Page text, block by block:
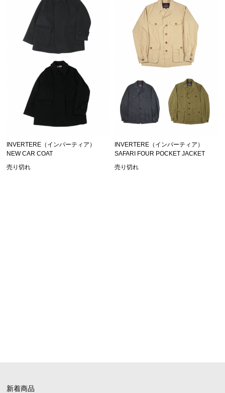
INVERTERE（インバーティア）
NEW CAR COAT
売り切れ
INVERTERE（インバーティア）
SAFARI FOUR POCKET JACKET
売り切れ
新着商品